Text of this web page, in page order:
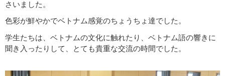
さいました。
色彩が鮮やかでベトナム感覚のちょうちょ達でした。
学生たちは、ベトナムの文化に触れたり、ベトナム語の響きに
聞き入ったりして、とても貴重な交流の時間でした。